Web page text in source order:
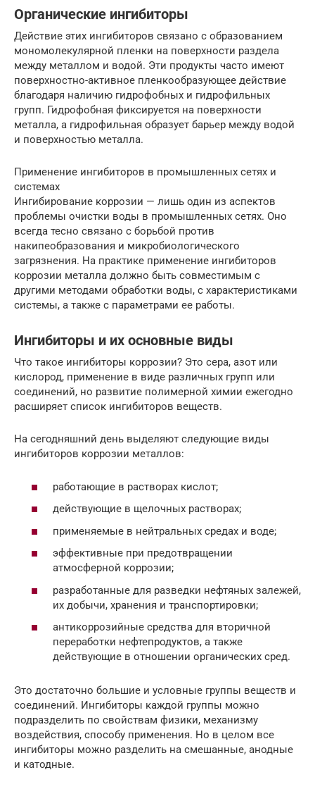
Органические ингибиторы
Действие этих ингибиторов связано с образованием
мономолекулярной пленки на поверхности раздела
между металлом и водой. Эти продукты часто имеют
поверхностно-активное пленкообразующее действие
благодаря наличию гидрофобных и гидрофильных
групп. Гидрофобная фиксируется на поверхности
металла, а гидрофильная образует барьер между водой
и поверхностью металла.
Применение ингибиторов в промышленных сетях и
системах
Ингибирование коррозии — лишь один из аспектов
проблемы очистки воды в промышленных сетях. Оно
всегда тесно связано с борьбой против
накипеобразования и микробиологического
загрязнения. На практике применение ингибиторов
коррозии металла должно быть совместимым с
другими методами обработки воды, с характеристиками
системы, а также с параметрами ее работы.
Ингибиторы и их основные виды
Что такое ингибиторы коррозии? Это сера, азот или
кислород, применение в виде различных групп или
соединений, но развитие полимерной химии ежегодно
расширяет список ингибиторов веществ.
На сегодняшний день выделяют следующие виды
ингибиторов коррозии металлов:
работающие в растворах кислот;
действующие в щелочных растворах;
применяемые в нейтральных средах и воде;
эффективные при предотвращении
атмосферной коррозии;
разработанные для разведки нефтяных залежей,
их добычи, хранения и транспортировки;
антикоррозийные средства для вторичной
переработки нефтепродуктов, а также
действующие в отношении органических сред.
Это достаточно большие и условные группы веществ и
соединений. Ингибиторы каждой группы можно
подразделить по свойствам физики, механизму
воздействия, способу применения. Но в целом все
ингибиторы можно разделить на смешанные, анодные
и катодные.